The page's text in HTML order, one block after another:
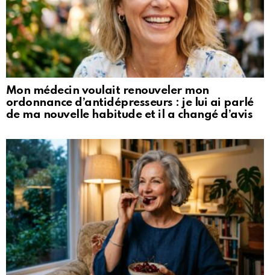
Mon médecin voulait renouveler mon
ordonnance d’antidépresseurs : je lui ai parlé
de ma nouvelle habitude et il a changé d’avis